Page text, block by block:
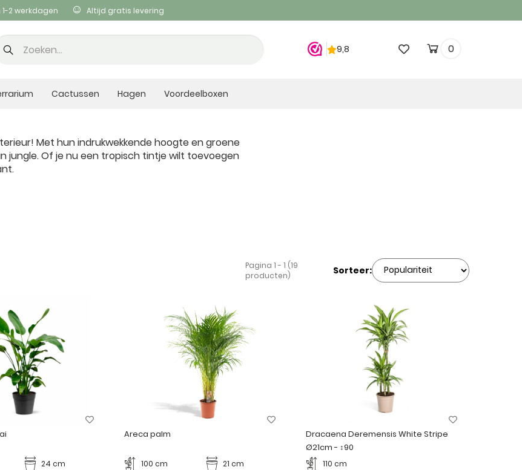
2 werkdagen Altijd gratis levering
0
Cactussen Hagen Voordeelboxen
Met hun indrukwekkende hoogte en groene
jungle. Of je nu een tropisch tintje wilt toevoegen
Pagina 1 - 1 (19
producten)
Sorteer:
24 cm
Areca palm
100 cm
21 cm
Dracaena Deremensis White Stripe
Ø21cm - ↕90
110 cm